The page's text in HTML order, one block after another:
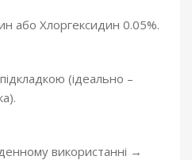
або Хлоргексидин 0.05%.
(ідеально –
використанні →